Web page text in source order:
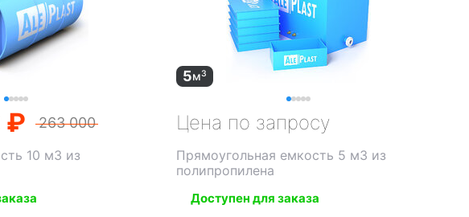
10 м3 из
₽ 263 000
Прямоугольная емкость 5 м3 из
полипропилена
5м3
Доступен для заказа
Цена по запросу